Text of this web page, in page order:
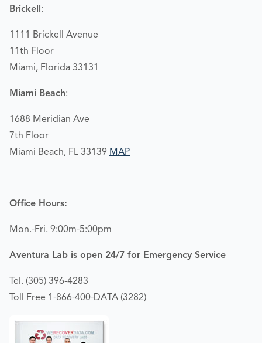
Brickell :
1111 Brickell Avenue
11th Floor
Miami, Florida 33131
Miami Beach:
1688 Meridian Ave
7th Floor
Miami Beach, FL 33139 MAP
Office Hours:
Mon.-Fri. 9:00m-5:00pm
Aventura Lab is open 24/7 for Emergency Service
Tel. (305) 396-4283
Toll Free 1-866-400-DATA (3282)